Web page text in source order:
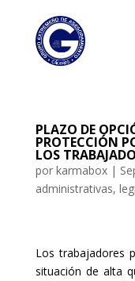
PLAZO DE
PROTECCIÓN
LOS
por karmabox|
administrativas,
Los trabajadores
situación de alta